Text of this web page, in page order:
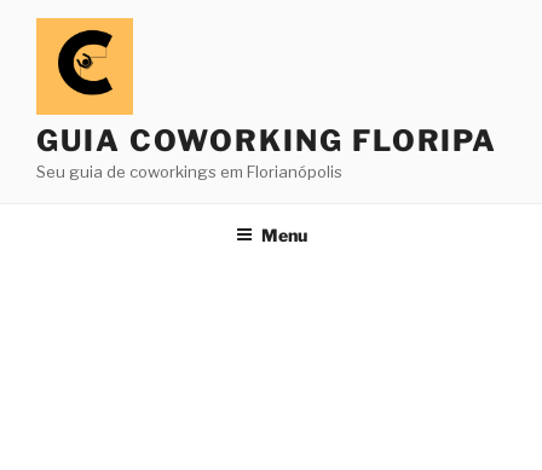
Pular
conteúdo
GUIA COWORKING FLORIPA
Seu guia de coworkings em Florianópolis
Menu